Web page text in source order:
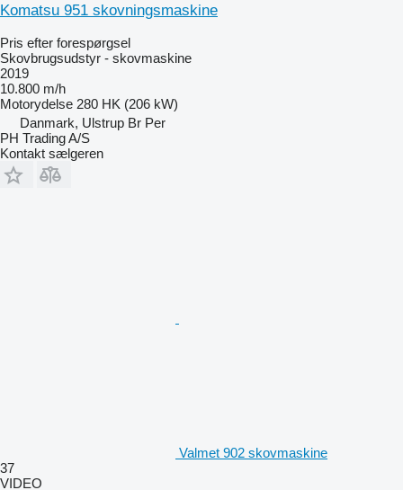
Komatsu 951 skovningsmaskine
Pris efter forespørgsel
Skovbrugsudstyr - skovmaskine
2019
10.800 m/h
Motorydelse 280 HK (206 kW)
Danmark, Ulstrup Br Per
PH Trading A/S
Kontakt sælgeren
Valmet 902 skovmaskine
37
VIDEO